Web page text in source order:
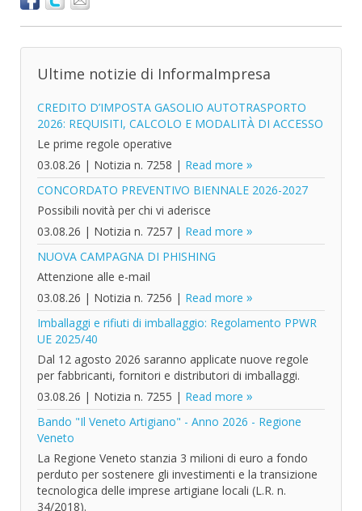
Ultime notizie di InformaImpresa
CREDITO D’IMPOSTA GASOLIO AUTOTRASPORTO
2026: REQUISITI, CALCOLO E MODALITÀ DI ACCESSO
Le prime regole operative
03.08.26 | Notizia n. 7258 | Read more
CONCORDATO PREVENTIVO BIENNALE 2026-2027
Possibili novità per chi vi aderisce
03.08.26 | Notizia n. 7257 | Read more
NUOVA CAMPAGNA DI PHISHING
Attenzione alle e-mail
03.08.26 | Notizia n. 7256 | Read more
Imballaggi e rifiuti di imballaggio: Regolamento PPWR
UE 2025/40
Dal 12 agosto 2026 saranno applicate nuove regole
per fabbricanti, fornitori e distributori di imballaggi.
03.08.26 | Notizia n. 7255 | Read more
Bando "Il Veneto Artigiano" - Anno 2026 - Regione
Veneto
La Regione Veneto stanzia 3 milioni di euro a fondo
perduto per sostenere gli investimenti e la transizione
tecnologica delle imprese artigiane locali (L.R. n.
34/2018).